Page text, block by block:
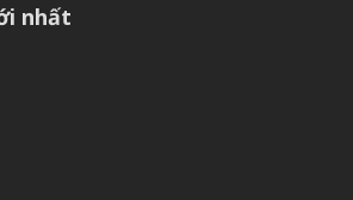
nhất